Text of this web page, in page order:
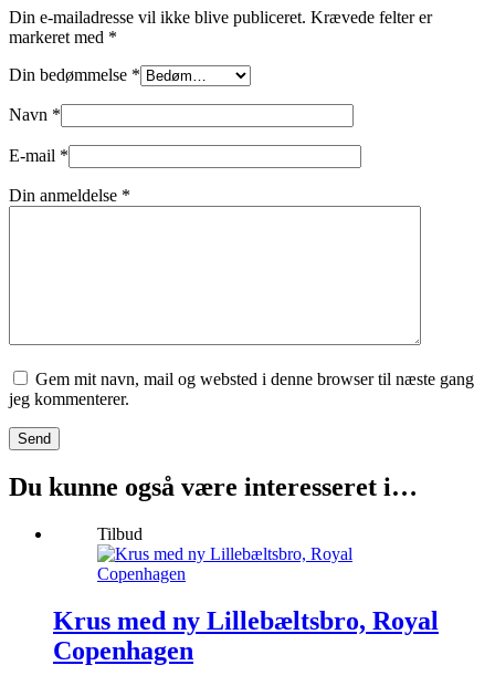
Din e-mailadresse vil ikke blive publiceret. Krævede felter er
markeret med *
Din bedømmelse *
Navn *
E-mail *
Din anmeldelse *
Gem mit navn, mail og websted i denne browser til næste gang
jeg kommenterer.
Send
Du kunne også være interesseret i…
Tilbud
Krus med ny Lillebæltsbro, Royal
Copenhagen